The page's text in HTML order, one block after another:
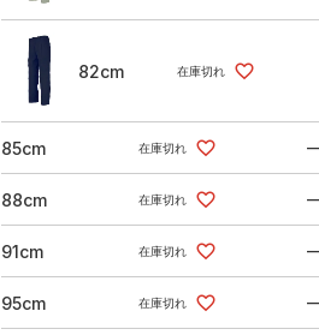
82cm 在庫切れ
85cm 在庫切れ
88cm 在庫切れ
91cm 在庫切れ
95cm 在庫切れ